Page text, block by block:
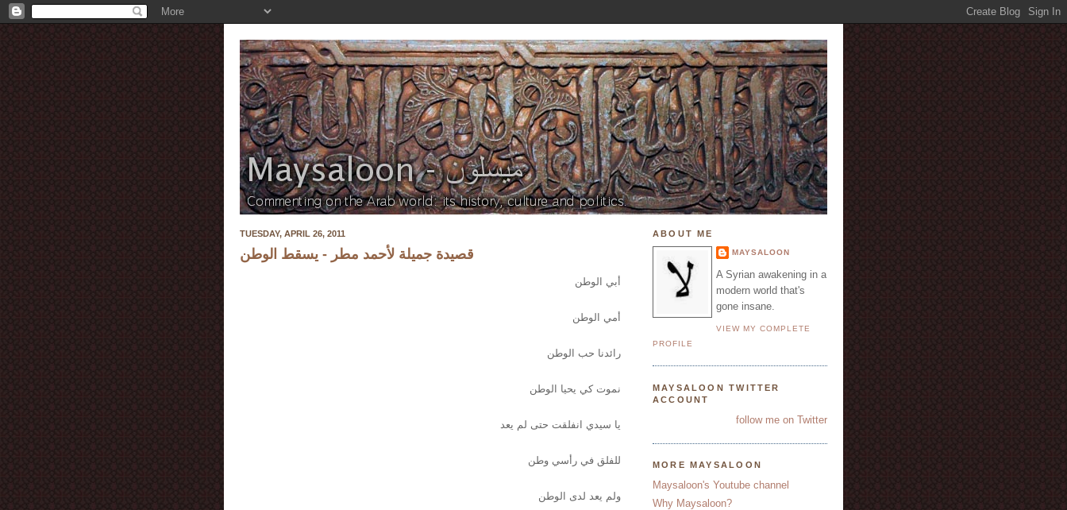
TUESDAY, APRIL 26, 2011
قصيدة جميلة لأحمد مطر - يسقط الوطن
أبي الوطن
أمي الوطن
رائدنا حب الوطن
نموت كي يحيا الوطن
يا سيدي انفلقت حتى لم يعد
للفلق في رأسي وطن
ولم يعد لدى الوطن
ABOUT ME
MAYSALOON
A Syrian awakening in a
modern world that's
gone insane.
VIEW MY COMPLETE
PROFILE
MAYSALOON TWITTER
ACCOUNT
follow me on Twitter
MORE MAYSALOON
Maysaloon's Youtube channel
Why Maysaloon?